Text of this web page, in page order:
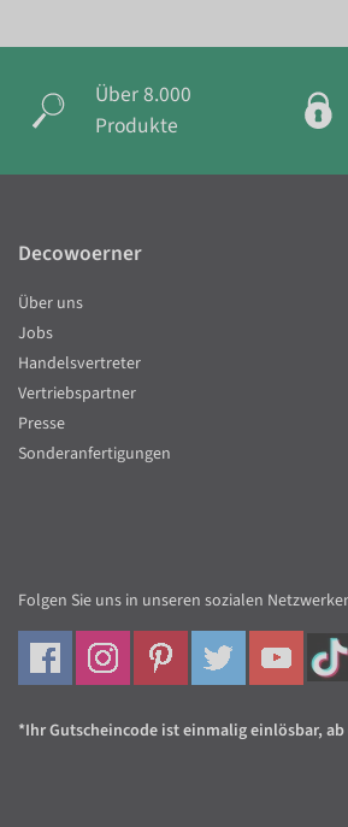
Über 8.000
Produkte
Decowoerner
Über uns
Jobs
Handelsvertreter
Vertriebspartner
Presse
Sonderanfertigungen
Folgen Sie uns in unseren sozialen
*Ihr Gutscheincode ist einmalig einlösbar,